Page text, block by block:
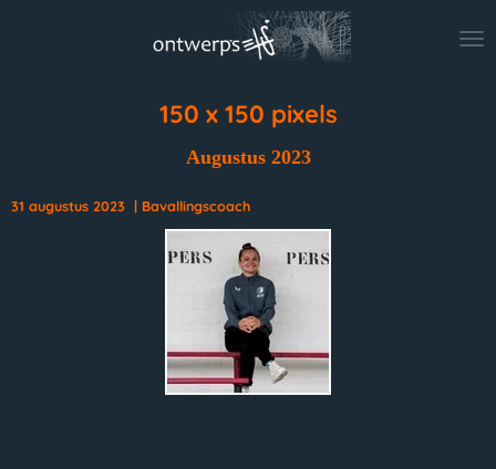
150 x 150 pixels
Augustus 2023
31 augustus 2023 | Bavallingscoach